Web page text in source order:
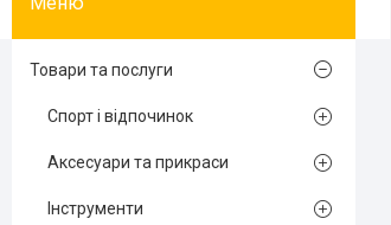
Товари та послуги
Спорт і відпочинок
Аксесуари та прикраси
Інструменти